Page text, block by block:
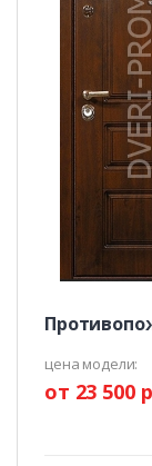
цена модели:
от 23 500